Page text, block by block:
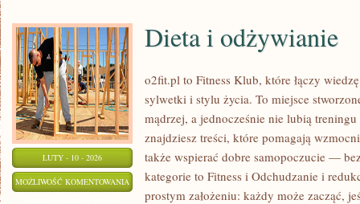
LUTY - 10 - 2026
MOŻLIWOŚĆ KOMENTOWANIA DIETA
Dieta i odżywianie
o2fit.pl to Fitness Klub, które łączy
sylwetki i stylu życia. To miejsce
mądrzej, a jednocześnie nie lubią
znajdziesz treści, które pomagają
także wspierać dobre samopoczucie —
kategorie to Fitness i Odchudzanie i
prostym założeniu: każdy może zacząć,